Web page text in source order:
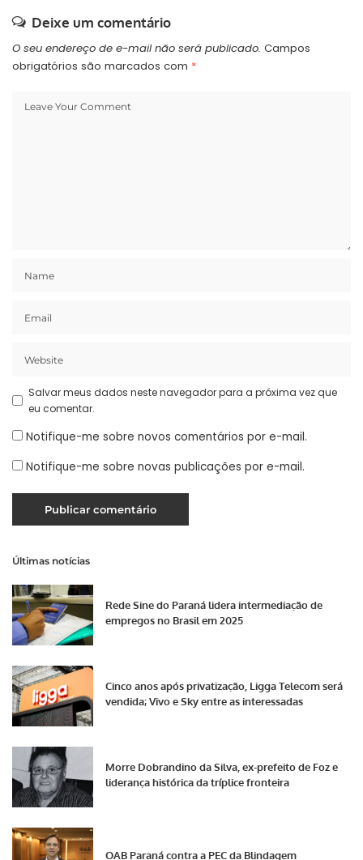
Deixe um comentário
O seu endereço de e-mail não será publicado. Campos
obrigatórios são marcados com *
Salvar meus dados neste navegador para a próxima vez que
eu comentar.
Notifique-me sobre novos comentários por e-mail.
Notifique-me sobre novas publicações por e-mail.
Últimas notícias
Rede Sine do Paraná lidera intermediação de
empregos no Brasil em 2025
Cinco anos após privatização, Ligga Telecom será
vendida; Vivo e Sky entre as interessadas
Morre Dobrandino da Silva, ex-prefeito de Foz e
liderança histórica da tríplice fronteira
OAB Paraná contra a PEC da Blindagem